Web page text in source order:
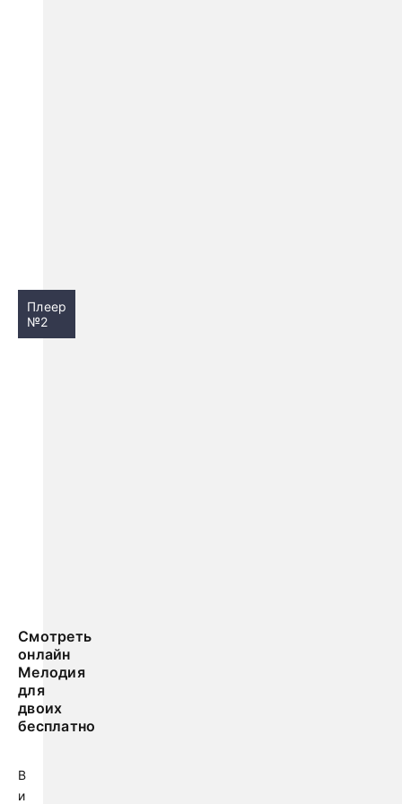
Плеер
№2
Смотреть
онлайн
Мелодия
для
двоих
бесплатно
В
и